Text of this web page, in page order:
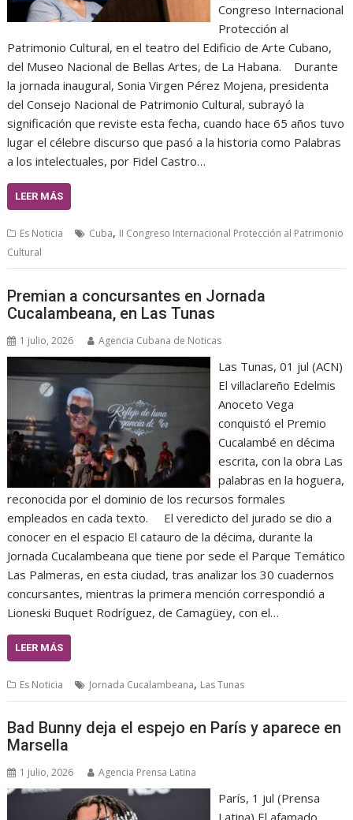
Congreso Internacional
Protección al
Patrimonio Cultural, en el teatro del Edificio de Arte Cubano,
del Museo Nacional de Bellas Artes, de La Habana. Durante
la jornada inaugural, Sonia Virgen Pérez Mojena, presidenta
del Consejo Nacional de Patrimonio Cultural, subrayó la
significación que reviste esta fecha, cuando hace 65 años tuvo
lugar el célebre discurso que pasó a la historia como Palabras
a los intelectuales, por Fidel Castro…
LEER MÁS
Es Noticia Cuba, II Congreso Internacional Protección al Patrimonio
Cultural
Premian a concursantes en Jornada
Cucalambeana, en Las Tunas
1 julio, 2026 Agencia Cubana de Noticas
Las Tunas, 01 jul (ACN)
El villaclareño Edelmis
Anoceto Vega
conquistó el Premio
Cucalambé en décima
escrita, con la obra Las
palabras en la hoguera,
reconocida por el dominio de los recursos formales
empleados en cada texto. El veredicto del jurado se dio a
conocer en el espacio El catauro de la décima, durante la
Jornada Cucalambeana que tiene por sede el Parque Temático
Las Palmeras, en esta ciudad, tras analizar los 30 cuadernos
concursantes, mientras la primera mención correspondió a
Lioneski Buquet Rodríguez, de Camagüey, con el…
LEER MÁS
Es Noticia Jornada Cucalambeana, Las Tunas
Bad Bunny deja el espejo en París y aparece en
Marsella
1 julio, 2026 Agencia Prensa Latina
París, 1 jul (Prensa